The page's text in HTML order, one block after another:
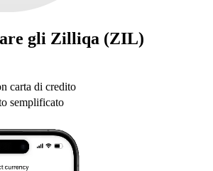
gli Zilliqa (ZIL)
carta di credito
semplificato